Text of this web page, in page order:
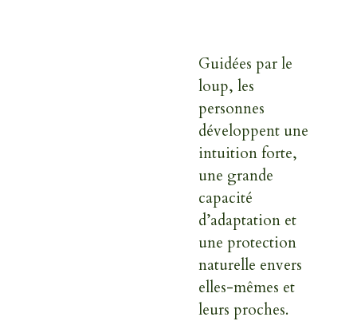
Guidées par le
loup, les
personnes
développent une
intuition forte,
une grande
capacité
d’adaptation et
une protection
naturelle envers
elles-mêmes et
leurs proches.